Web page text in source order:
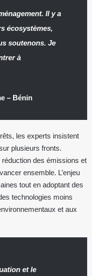
Il y a
écosystèmes,
soutenons. Je
à
– Bénin
les experts insistent
plusieurs fronts.
des émissions et
ensemble. L’enjeu
tout en adoptant des
technologies moins
et aux
et le